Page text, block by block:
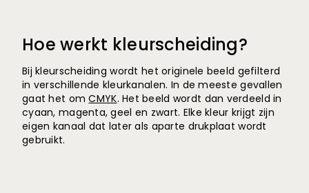
Hoe werkt kleurscheiding?
Bij kleurscheiding wordt het originele beeld gefilterd
in verschillende kleurkanalen. In de meeste gevallen
gaat het omCMYK. Het beeld wordt dan verdeeld in
cyaan, magenta, geel en zwart. Elke kleur krijgt zijn
eigen kanaal dat later als aparte drukplaat wordt
gebruikt.